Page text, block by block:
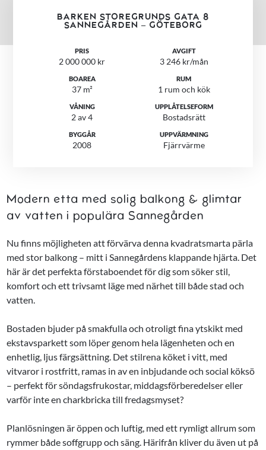
BARKEN STOREGRUNDS GATA 8
SANNEGÅRDEN – GÖTEBORG
PRIS
2 000 000 kr
AVGIFT
3 246 kr/mån
BOAREA
37 m²
RUM
1 rum och kök
VÅNING
2 av 4
UPPLÅTELSEFORM
Bostadsrätt
BYGGÅR
2008
UPPVÄRMNING
Fjärrvärme
Modern etta med solig balkong & glimtar
av vatten i populära Sannegården
Nu finns möjligheten att förvärva denna kvadratsmarta pärla
med stor balkong – mitt i Sannegårdens klappande hjärta. Det
här är det perfekta förstaboendet för dig som söker stil,
komfort och ett trivsamt läge med närhet till både stad och
vatten.
Bostaden bjuder på smakfulla och otroligt fina ytskikt med
ekstavsparkett som löper genom hela lägenheten och en
enhetlig, ljus färgsättning. Det stilrena köket i vitt, med
vitvaror i rostfritt, ramas in av en inbjudande och social köksö
– perfekt för söndagsfrukostar, middagsförberedelser eller
varför inte en charkbricka till fredagsmyset?
Planlösningen är öppen och luftig, med ett rymligt allrum som
rymmer både soffgrupp och säng. Härifrån kliver du även ut på